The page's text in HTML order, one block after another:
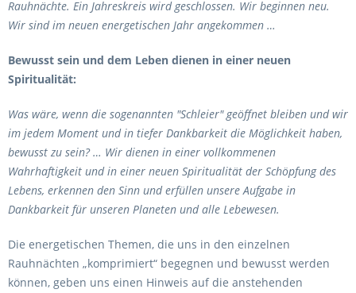
Rauhnächte. Ein Jahreskreis wird geschlossen. Wir beginnen neu.
Wir sind im neuen energetischen Jahr angekommen …
Bewusst sein und dem Leben dienen in einer neuen
Spiritualität:
Was wäre, wenn die sogenannten "Schleier" geöffnet bleiben und wir
im jedem Moment und in tiefer Dankbarkeit die Möglichkeit haben,
bewusst zu sein? … Wir dienen in einer vollkommenen
Wahrhaftigkeit und in einer neuen Spiritualität der Schöpfung des
Lebens, erkennen den Sinn und erfüllen unsere Aufgabe in
Dankbarkeit für unseren Planeten und alle Lebewesen.
Die energetischen Themen, die uns in den einzelnen
Rauhnächten „komprimiert“ begegnen und bewusst werden
können, geben uns einen Hinweis auf die anstehenden